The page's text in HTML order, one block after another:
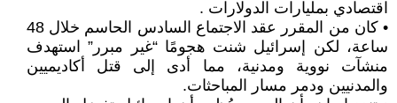
اقتصادي بمليارات الدولارات .
• كان من المقرر عقد الاجتماع السادس الحاسم خلال 48
ساعة، لكن إسرائيل شنت هجومًا “غير مبرر” استهدف
منشآت نووية ومدنية، مما أدى إلى قتل أكاديميين
والمدنيين ودمر مسار المباحثات.